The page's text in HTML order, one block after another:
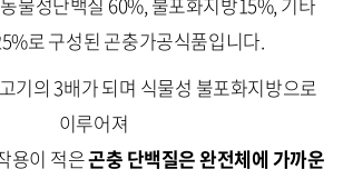
로 구성된 곤충가공식품입니다.
기의 3배가 되며 식물성 불포화지방으로
이루어져
용이 적은곤충 단백질은 완전체에 가까운